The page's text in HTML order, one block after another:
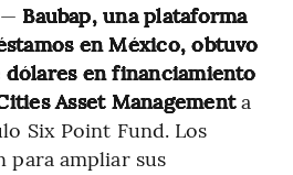
Baubap, una plataforma
en México, obtuvo
dólares en financiamiento
Asset Managementa
Six Point Fund. Los
para ampliar sus